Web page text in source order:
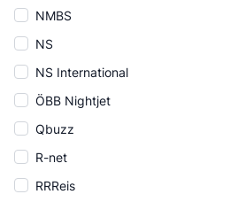
NMBS
NS
NS International
ÖBB Nightjet
Qbuzz
R-net
RRReis